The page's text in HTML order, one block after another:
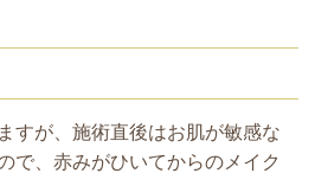
すが、施術直後はお肌が敏感な
で、赤みがひいてからのメイク